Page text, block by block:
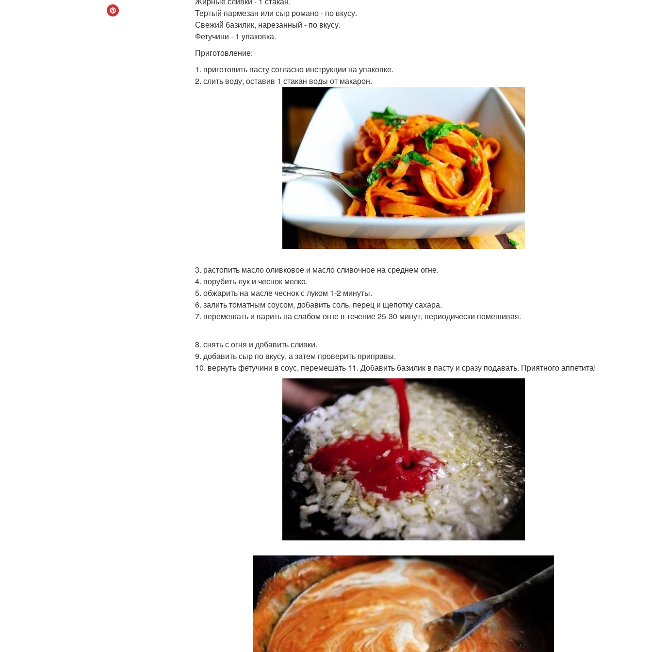
Тертый пармезан или сыр романо - по вкусу.
Свежий базилик, нарезанный - по вкусу.
Фетучини - 1 упаковка.
Приготовление:
1. приготовить пасту согласно инструкции на упаковке.
2. слить воду, оставив 1 стакан воды от макарон.
3. растопить масло оливковое и масло сливочное на среднем огне.
4. порубить лук и чеснок мелко.
5. обжарить на масле чеснок с луком 1-2 минуты.
6. залить томатным соусом, добавить соль, перец и щепотку сахара.
7. перемешать и варить на слабом огне в течение 25-30 минут, периодически помешивая.
8. снять с огня и добавить сливки.
9. добавить сыр по вкусу, а затем проверить приправы.
10. вернуть фетучини в соус, перемешать 11. Добавить базилик в пасту и сразу подавать. Приятного аппетита!